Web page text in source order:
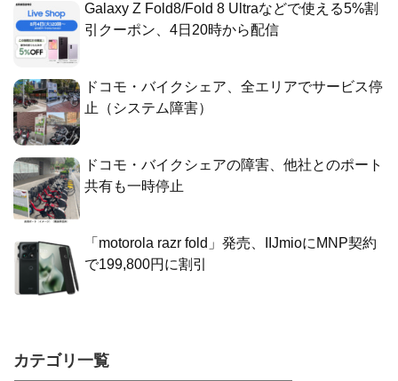
Galaxy Z Fold8/Fold 8 Ultraなどで使える5%割
引クーポン、4日20時から配信
ドコモ・バイクシェア、全エリアでサービス停
止（システム障害）
ドコモ・バイクシェアの障害、他社とのポート
共有も一時停止
「motorola razr fold」発売、IIJmioにMNP契約
で199,800円に割引
カテゴリ一覧